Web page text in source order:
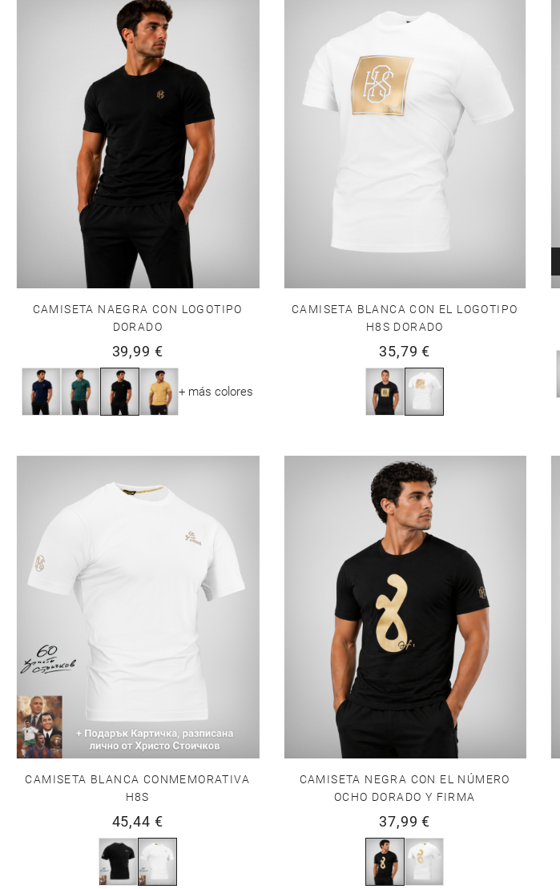
CAMISETA NAEGRA CON LOGOTIPO
DORADO
39,99 €
+ más colores
CAMISETA BLANCA CON EL LOGOTIPO
H8S DORADO
35,79 €
CAMISETA BLANCA CONMEMORATIVA
H8S
45,44 €
CAMISETA NEGRA CON EL NÚMERO
OCHO DORADO Y FIRMA
37,99 €